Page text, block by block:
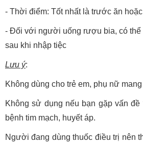
- Thời điểm: Tốt nhất là trước ăn
- Đối với người uống rượu bia, có thể
sau khi nhập tiệc
Lưu ý:
Không dùng cho trẻ em, phụ nữ
Không sử dụng nếu bạn gặp vấn
bệnh tim mạch, huyết áp.
Người đang dùng thuốc điều trị nên